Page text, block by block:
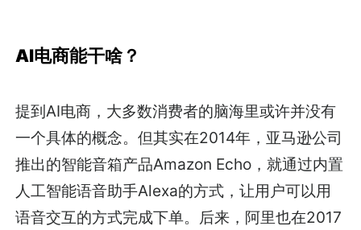
AI电商能干啥？
提到AI电商，大多数消费者的脑海里或许并没有
一个具体的概念。但其实在2014年，亚马逊公司
推出的智能音箱产品Amazon Echo，就通过内置
人工智能语音助手Alexa的方式，让用户可以用
语音交互的方式完成下单。后来，阿里也在2017